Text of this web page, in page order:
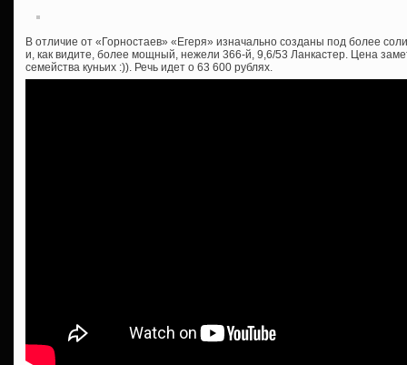
В отличие от «Горностаев» «Егеря» изначально созданы под более
и, как видите, более мощный, нежели 366-й, 9,6/53 Ланкастер. Цена
семейства куньих :)). Речь идет о 63 600 рублях.